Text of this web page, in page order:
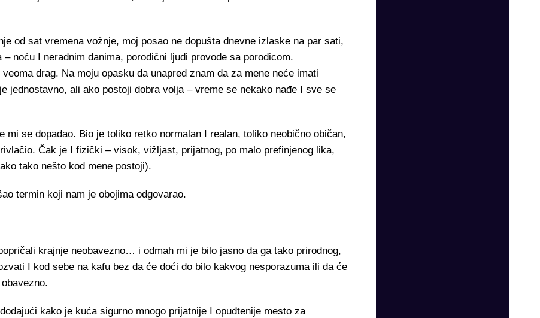
od sat vremena vožnje, moj posao ne dopušta dnevne izlaske na par sati,
noću I neradnim danima, porodični ljudi provode sa porodicom.
drag. Na moju opasku da unapred znam da za mene neće imati
jednostavno, ali ako postoji dobra volja – vreme se nekako nađe I sve se
mi se dopadao. Bio je toliko retko normalan I realan, toliko neobično običan,
Čak je I fizički – visok, vižljast, prijatnog, po malo prefinjenog lika,
tako nešto kod mene postoji).
termin koji nam je obojima odgovarao.
krajnje neobavezno… i odmah mi je bilo jasno da ga tako prirodnog,
I kod sebe na kafu bez da će doći do bilo kakvog nesporazuma ili da će
kako je kuća sigurno mnogo prijatnije I opuđtenije mesto za